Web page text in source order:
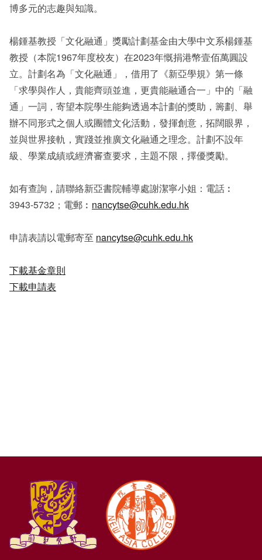
博多元的志趣與知識。
楊鍾基教授「文化融通」獎勵計劃基金由大學中文系楊鍾基
教授（本院1967年度校友）在2023年慨捐港幣壹佰萬圓設
立。計劃名為「文化融通」，借用了《新亞學規》第一條
「求學與作人，貴能齊頭並進，更貴能融通合一」中的「融
通」一詞，寄望本院學生能夠透過本計劃的獎助，籌劃、舉
辦不同形式之個人或團體文化活動，發揮創意，拓闊眼界，
並與世界接軌，實踐並推廣文化融通之理念。計劃不設年
級、學業成績或經濟審查要求，主題不限，擇優獎勵。
如有查詢，請聯絡新亞書院輔導處謝潔寧小姐：電話︰
3943-5732；電郵︰ nancytse@cuhk.edu.hk
申請表請以電郵寄至 nancytse@cuhk.edu.hk
下載基金章則
下載申請表